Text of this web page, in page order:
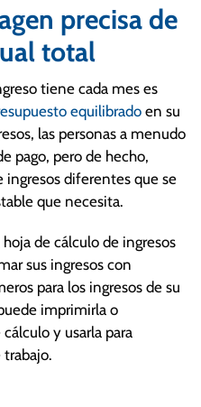
precisa de
total
tiene cada mes es
equilibrado en su
las personas a menudo
pago, pero de hecho,
ingresos diferentes que se
que necesita.
de cálculo de ingresos
sus ingresos con
para los ingresos de su
imprimirla o
y usarla para